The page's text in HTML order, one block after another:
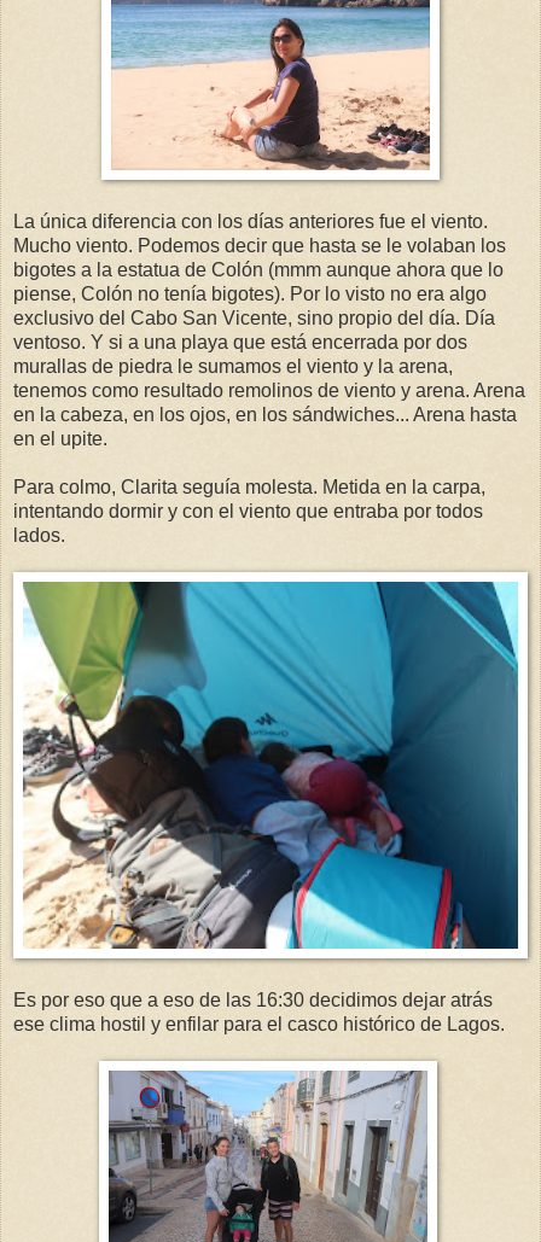
La única diferencia con los días anteriores fue el viento.
Mucho viento. Podemos decir que hasta se le volaban los
bigotes a la estatua de Colón (mmm aunque ahora que lo
piense, Colón no tenía bigotes). Por lo visto no era algo
exclusivo del Cabo San Vicente, sino propio del día. Día
ventoso. Y si a una playa que está encerrada por dos
murallas de piedra le sumamos el viento y la arena,
tenemos como resultado remolinos de viento y arena. Arena
en la cabeza, en los ojos, en los sándwiches... Arena hasta
en el upite.
Para colmo, Clarita seguía molesta. Metida en la carpa,
intentando dormir y con el viento que entraba por todos
lados.
Es por eso que a eso de las 16:30 decidimos dejar atrás
ese clima hostil y enfilar para el casco histórico de Lagos.